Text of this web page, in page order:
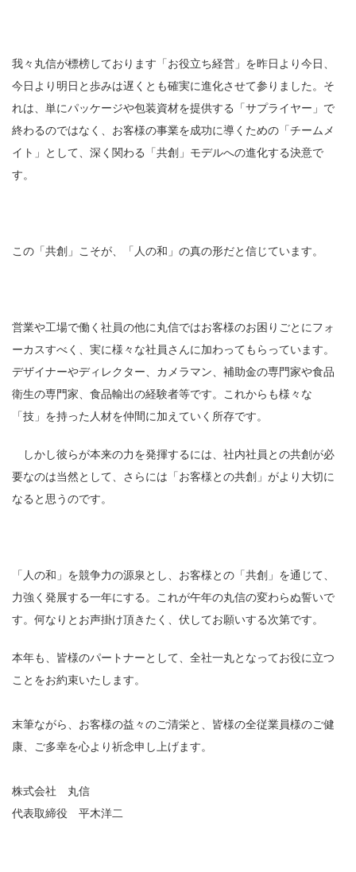
我々丸信が標榜しております「お役立ち経営」を昨日より今日、
今日より明日と歩みは遅くとも確実に進化させて参りました。そ
れは、単にパッケージや包装資材を提供する「サプライヤー」で
終わるのではなく、お客様の事業を成功に導くための「チームメ
イト」として、深く関わる「共創」モデルへの進化する決意で
す。
この「共創」こそが、「人の和」の真の形だと信じています。
営業や工場で働く社員の他に丸信ではお客様のお困りごとにフォ
ーカスすべく、実に様々な社員さんに加わってもらっています。
デザイナーやディレクター、カメラマン、補助金の専門家や食品
衛生の専門家、食品輸出の経験者等です。これからも様々な
「技」を持った人材を仲間に加えていく所存です。
しかし彼らが本来の力を発揮するには、社内社員との共創が必
要なのは当然として、さらには「お客様との共創」がより大切に
なると思うのです。
「人の和」を競争力の源泉とし、お客様との「共創」を通じて、
力強く発展する一年にする。これが午年の丸信の変わらぬ誓いで
す。何なりとお声掛け頂きたく、伏してお願いする次第です。
本年も、皆様のパートナーとして、全社一丸となってお役に立つ
ことをお約束いたします。
末筆ながら、お客様の益々のご清栄と、皆様の全従業員様のご健
康、ご多幸を心より祈念申し上げます。
株式会社 丸信
代表取締役 平木洋二